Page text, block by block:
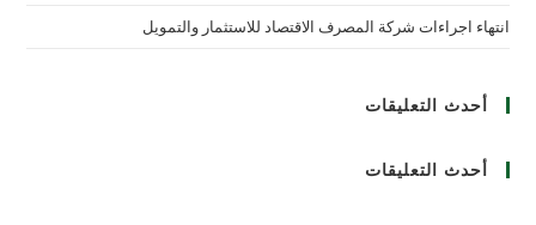
انتهاء اجراءات شركة المصرف الاقتصاد للاستثمار والتمويل
أحدث التعليقات
أحدث التعليقات